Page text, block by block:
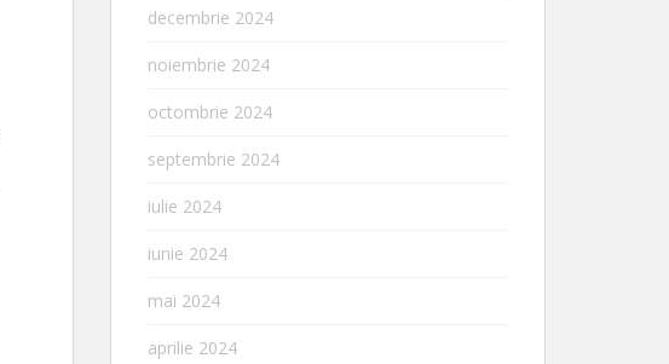
decembrie 2024
noiembrie 2024
octombrie 2024
septembrie 2024
iulie 2024
iunie 2024
mai 2024
aprilie 2024